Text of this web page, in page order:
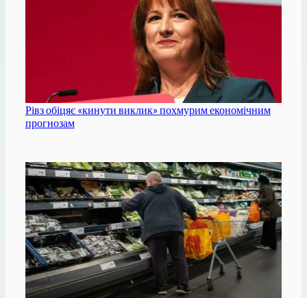
Рівз обіцяє «кинути виклик» похмурим економічним
прогнозам